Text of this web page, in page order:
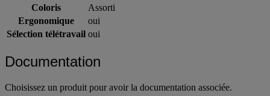
Coloris
Assorti
Ergonomique
oui
Sélection télétravail oui
Documentation
Choisissez un produit pour avoir la documentation associée.